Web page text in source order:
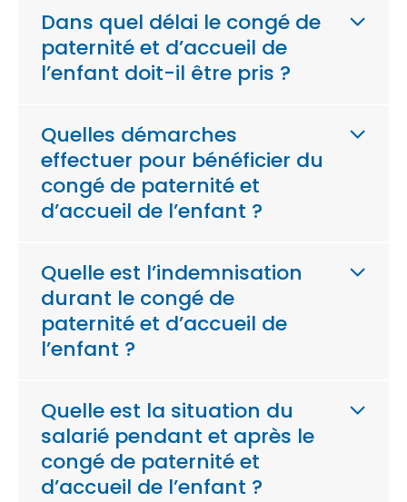
Dans quel délai le congé de
paternité et d’accueil de
l’enfant doit-il être pris ?
Quelles démarches
effectuer pour bénéficier du
congé de paternité et
d’accueil de l’enfant ?
Quelle est l’indemnisation
durant le congé de
paternité et d’accueil de
l’enfant ?
Quelle est la situation du
salarié pendant et après le
congé de paternité et
d’accueil de l’enfant ?